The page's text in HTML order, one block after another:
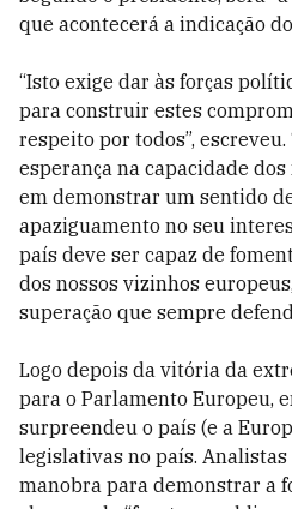
que acontecerá a indicação
“Isto exige dar às forças
para construir estes
respeito por todos”, escreveu.
esperança na capacidade
em demonstrar um sentido
apaziguamento no seu
país deve ser capaz de
dos nossos vizinhos
superação que sempre
Logo depois da vitória da
para o Parlamento Europeu,
surpreendeu o país (e a
legislativas no país.
manobra para demonstrar a